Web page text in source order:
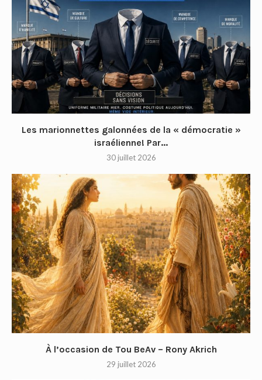
Les marionnettes galonnées de la « démocratie »
israélienne! Par...
30 juillet 2026
À l’occasion de Tou BeAv – Rony Akrich
29 juillet 2026